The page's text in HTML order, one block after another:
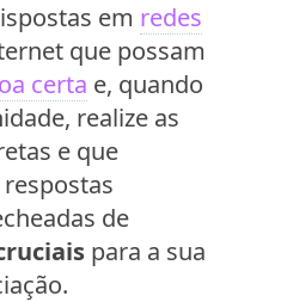
em redes
que possam
certa e, quando
realize as
e que
de
para a sua